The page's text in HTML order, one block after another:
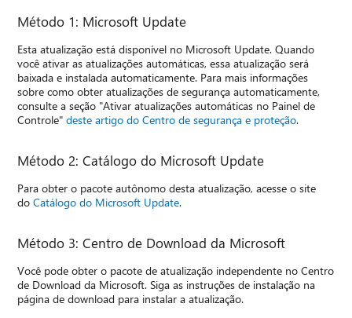
Método 1: Microsoft Update
Esta atualização está disponível no Microsoft Update. Quando
você ativar as atualizações automáticas, essa atualização será
baixada e instalada automaticamente. Para mais informações
sobre como obter atualizações de segurança automaticamente,
consulte a seção "Ativar atualizações automáticas no Painel de
Controle"deste artigo do Centro de segurança e proteção.
Método 2: Catálogo do Microsoft Update
Para obter o pacote autônomo desta atualização, acesse o site
doCatálogo do Microsoft Update.
Método 3: Centro de Download da Microsoft
Você pode obter o pacote de atualização independente no Centro
de Download da Microsoft. Siga as instruções de instalação na
página de download para instalar a atualização.